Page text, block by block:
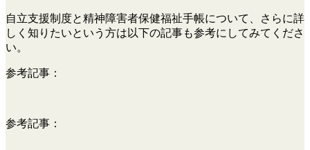
自立支援制度と精神障害者保健福祉手帳について、さらに詳
しく知りたいという方は以下の記事も参考にしてみてくださ
い。
参考記事：
参考記事：